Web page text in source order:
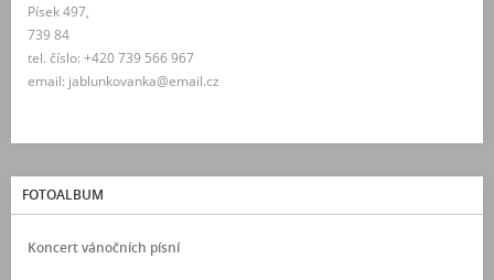
Písek 497,
739 84
tel. číslo: +420 739 566 967
email: jablunkovanka@email.cz
FOTOALBUM
Koncert vánočních písní